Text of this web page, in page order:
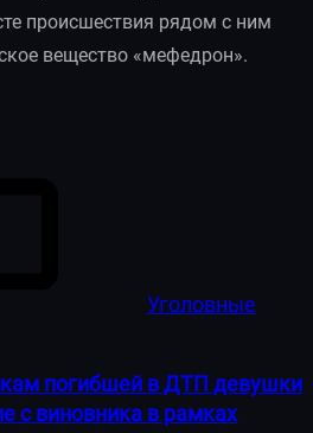
происшествия рядом с ним
вещество «мефедрон».
Уголовные
погибшей в ДТП девушки
с виновника в рамках